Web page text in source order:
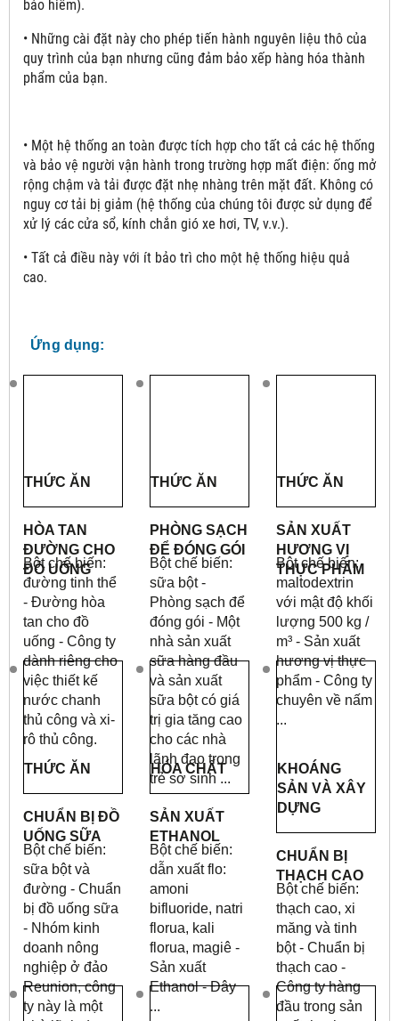
bảo hiểm).
• Những cài đặt này cho phép tiến hành nguyên liệu thô của
quy trình của bạn nhưng cũng đảm bảo xếp hàng hóa thành
phẩm của bạn.
• Một hệ thống an toàn được tích hợp cho tất cả các hệ thống
và bảo vệ người vận hành trong trường hợp mất điện: ống mở
rộng chậm và tải được đặt nhẹ nhàng trên mặt đất. Không có
nguy cơ tải bị giảm (hệ thống của chúng tôi được sử dụng để
xử lý các cửa sổ, kính chắn gió xe hơi, TV, v.v.).
• Tất cả điều này với ít bảo trì cho một hệ thống hiệu quả
cao.
Ứng dụng:
THỨC ĂN
HÒA TAN
ĐƯỜNG CHO
ĐỒ UỐNG
Bột chế biến:
đường tinh thể
- Đường hòa
tan cho đồ
uống - Công ty
dành riêng cho
việc thiết kế
nước chanh
thủ công và xi-
rô thủ công.
THỨC ĂN
PHÒNG SẠCH
ĐỂ ĐÓNG GÓI
Bột chế biến:
sữa bột -
Phòng sạch để
đóng gói - Một
nhà sản xuất
sữa hàng đầu
và sản xuất
sữa bột có giá
trị gia tăng cao
cho các nhà
lãnh đạo trong
trẻ sơ sinh ...
THỨC ĂN
SẢN XUẤT
HƯƠNG VỊ
THỰC PHẨM
Bột chế biến:
maltodextrin
với mật độ khối
lượng 500 kg /
m³ - Sản xuất
hương vị thực
phẩm - Công ty
chuyên về nấm
...
THỨC ĂN
CHUẨN BỊ ĐỒ
UỐNG SỮA
Bột chế biến:
sữa bột và
đường - Chuẩn
bị đồ uống sữa
- Nhóm kinh
doanh nông
nghiệp ở đảo
Reunion, công
ty này là một
HÓA CHẤT
SẢN XUẤT
ETHANOL
Bột chế biến:
dẫn xuất flo:
amoni
bifluoride, natri
florua, kali
florua, magiê -
Sản xuất
Ethanol - Đây
...
KHOÁNG
SẢN VÀ XÂY
DỰNG
CHUẨN BỊ
THẠCH CAO
Bột chế biến:
thạch cao, xi
măng và tinh
bột - Chuẩn bị
thạch cao -
Công ty hàng
đầu trong sản